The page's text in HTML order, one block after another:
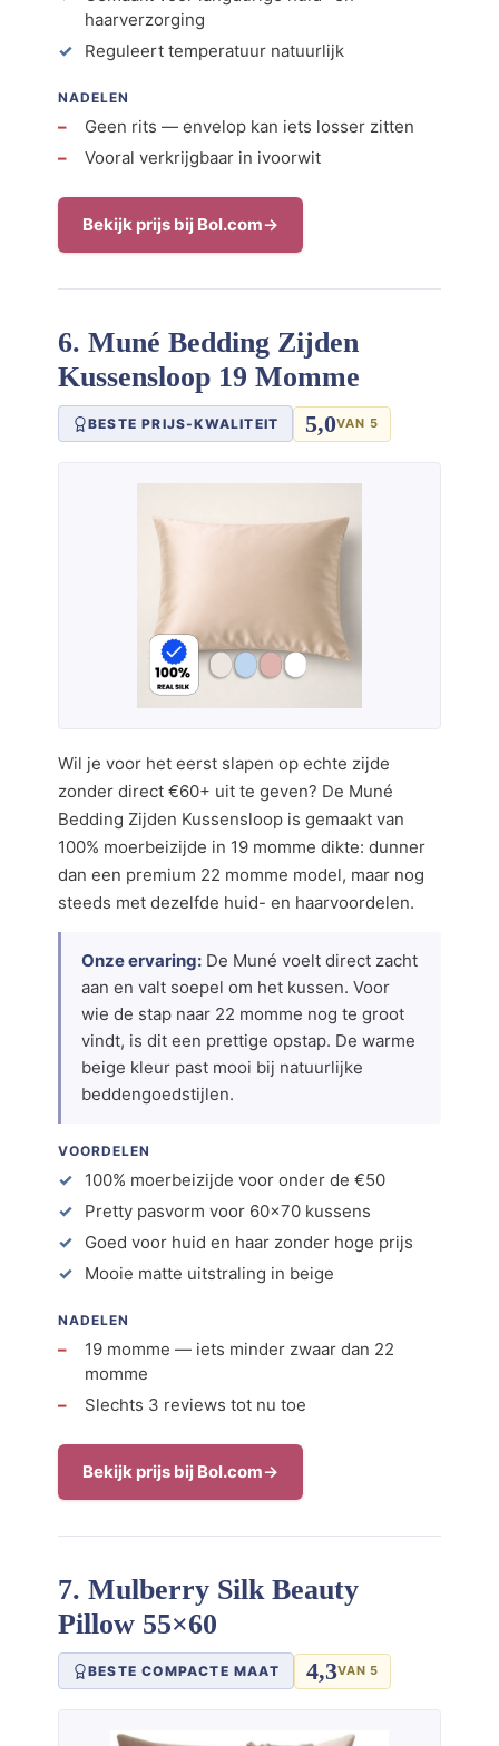
haarverzorging
Reguleert temperatuur natuurlijk
NADELEN
Geen rits — envelop kan iets losser zitten
Vooral verkrijgbaar in ivoorwit
Bekijk prijs bij Bol.com
6. Muné Bedding Zijden
Kussensloop 19 Momme
BESTE PRIJS-KWALITEIT 5,0VAN 5
Wil je voor het eerst slapen op echte zijde
zonder direct €60+ uit te geven? De Muné
Bedding Zijden Kussensloop is gemaakt van
100% moerbeizijde in 19 momme dikte: dunner
dan een premium 22 momme model, maar nog
steeds met dezelfde huid- en haarvoordelen.
Onze ervaring: De Muné voelt direct zacht
aan en valt soepel om het kussen. Voor
wie de stap naar 22 momme nog te groot
vindt, is dit een prettige opstap. De warme
beige kleur past mooi bij natuurlijke
beddengoedstijlen.
VOORDELEN
100% moerbeizijde voor onder de €50
Pretty pasvorm voor 60×70 kussens
Goed voor huid en haar zonder hoge prijs
Mooie matte uitstraling in beige
NADELEN
19 momme — iets minder zwaar dan 22
momme
Slechts 3 reviews tot nu toe
Bekijk prijs bij Bol.com
7. Mulberry Silk Beauty
Pillow 55×60
BESTE COMPACTE MAAT 4,3VAN 5